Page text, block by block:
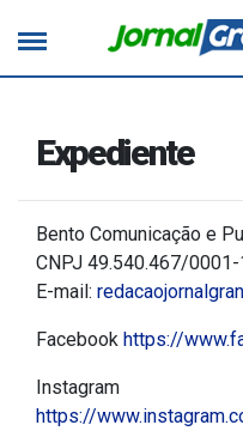
Expediente
Bento Comunicação e
CNPJ 49.540.467/0001-
E-mail:
Facebook https://
Instagram
https://